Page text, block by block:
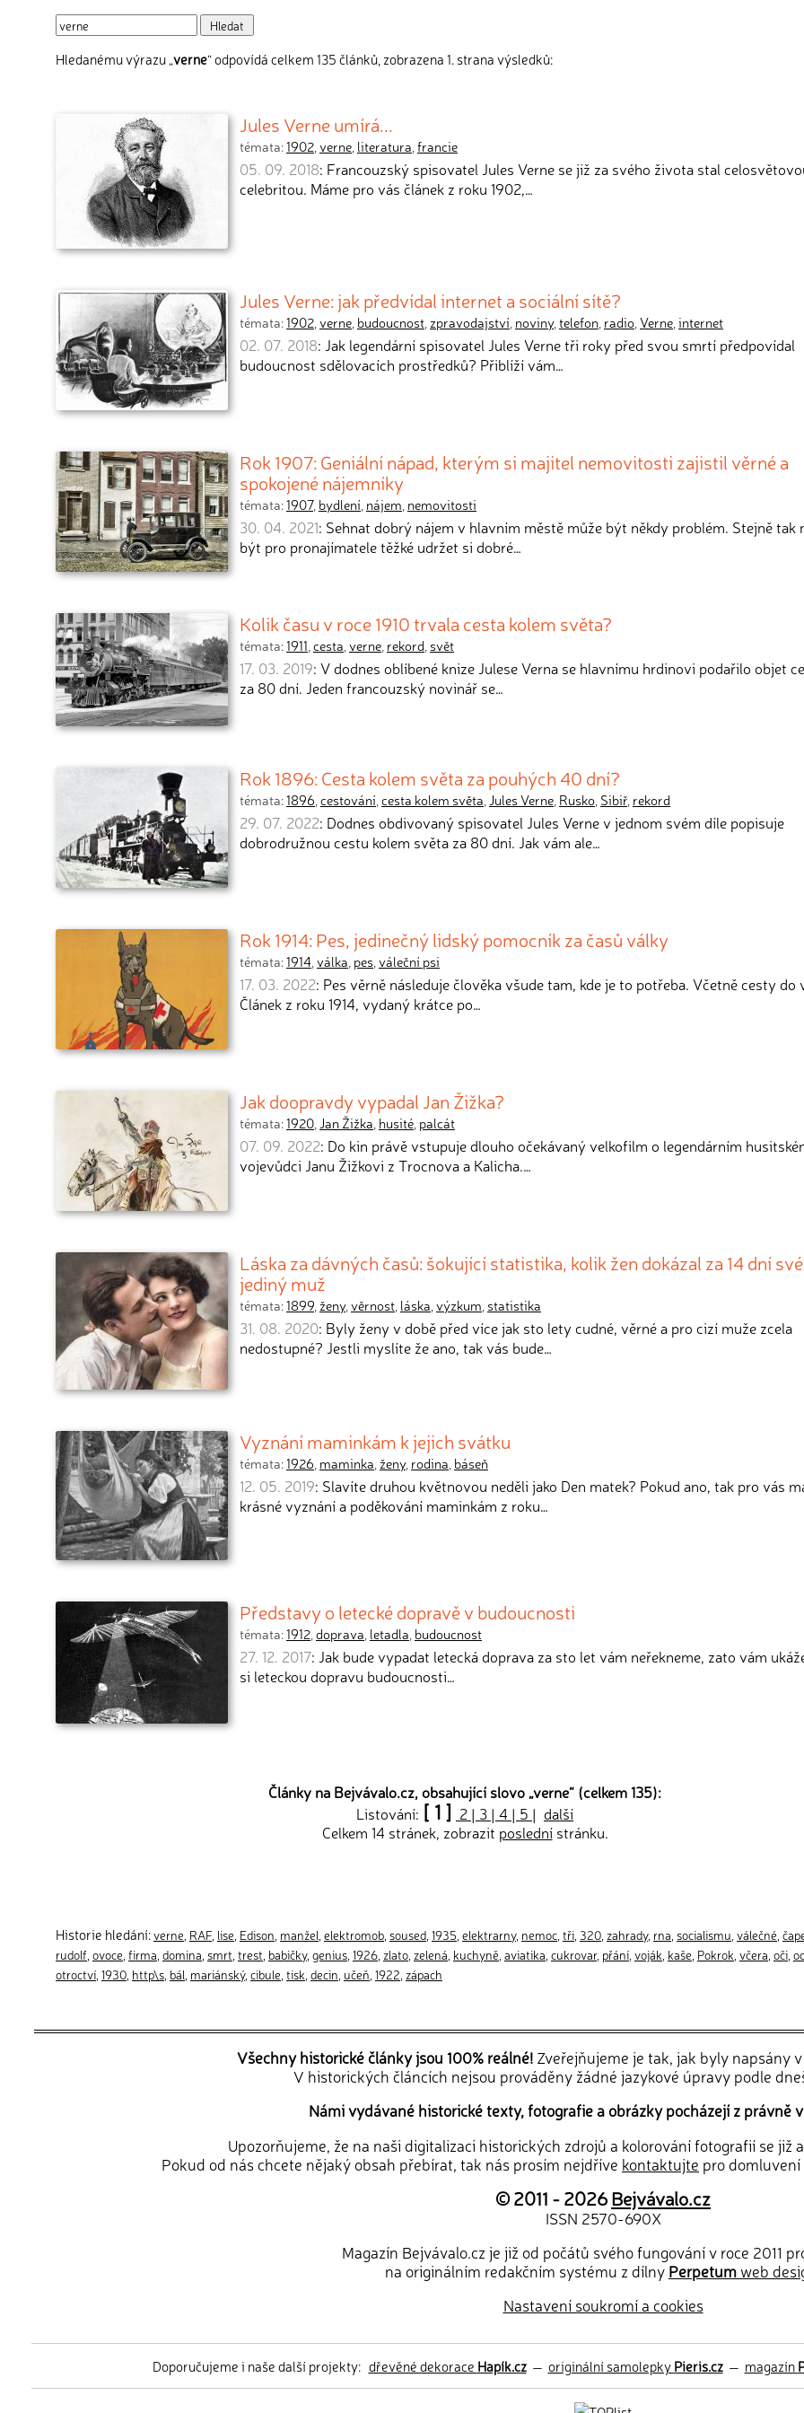
Hledanému výrazu „verne“ odpovídá celkem 135 článků, zobrazena 1. strana výsledků:
Jules Verne umírá...
témata:1902,verne, literatura,francie
05. 09. 2018: Francouzský spisovatel Jules Verne se již za svého života stal
celebritou. Máme pro vás článek z roku 1902,…
Jules Verne: jak předvídal internet a sociální sítě?
témata:1902,verne, budoucnost, zpravodajství, noviny,telefon, radio,Verne,internet
02. 07. 2018: Jak legendární spisovatel Jules Verne tři roky před svou smrtí předpovídal
budoucnost sdělovacích prostředků? Přiblíží vám…
Rok 1907: Geniální nápad, kterým si majitel nemovitosti zajistil věrné a
spokojené nájemníky
témata:1907, bydlení, nájem, nemovitosti
30. 04. 2021: Sehnat dobrý nájem v hlavním městě může být někdy problém. Stejně tak
být pro pronajímatele těžké udržet si dobré…
Kolik času v roce 1910 trvala cesta kolem světa?
témata:1911,cesta,verne, rekord, svět
17. 03. 2019: V dodnes oblíbené knize Julese Verna se hlavnímu hrdinovi podařilo objet
za 80 dní. Jeden francouzský novinář se…
Rok 1896: Cesta kolem světa za pouhých 40 dní?
témata:1896,cestování,cesta kolem světa,Jules Verne, Rusko, Sibiř, rekord
29. 07. 2022: Dodnes obdivovaný spisovatel Jules Verne v jednom svém díle popisuje
dobrodružnou cestu kolem světa za 80 dní. Jak vám ale…
Rok 1914: Pes, jedinečný lidský pomocník za časů války
témata:1914,válka, pes,váleční psi
17. 03. 2022: Pes věrně následuje člověka všude tam, kde je to potřeba. Včetně cesty do
Článek z roku 1914, vydaný krátce po…
Jak doopravdy vypadal Jan Žižka?
témata:1920,Jan Žižka, husité, palcát
07. 09. 2022: Do kin právě vstupuje dlouho očekávaný velkofilm o legendárním
vojevůdci Janu Žižkovi z Trocnova a Kalicha.…
Láska za dávných časů: šokující statistika, kolik žen dokázal za 14 dní
jediný muž
témata:1899, ženy,věrnost, láska,výzkum, statistika
31. 08. 2020: Byly ženy v době před více jak sto lety cudné, věrné a pro cizí muže zcela
nedostupné? Jestli myslíte že ano, tak vás bude…
Vyznání maminkám k jejich svátku
témata:1926, maminka, ženy, rodina, báseň
12. 05. 2019: Slavíte druhou květnovou neděli jako Den matek? Pokud ano, tak pro vás
krásné vyznání a poděkování maminkám z roku…
Představy o letecké dopravě v budoucnosti
témata:1912,doprava, letadla, budoucnost
27. 12. 2017: Jak bude vypadat letecká doprava za sto let vám neřekneme, zato vám
si leteckou dopravu budoucnosti…
Články na Bejvávalo.cz, obsahující slovo „verne“ (celkem 135):
Listování: [ 1 ] 2 | 3 | 4 | 5 | další
Celkem 14 stránek, zobrazit poslednístránku.
Historie hledání:verne RAF, lise Edison manžel elektromob soused 1935 elektrarny, nemoc tři 320 zahrady, rna socialismu válečné
rudolf ovoce firma domina smrt trest babičky, genius 1926 zlato zelená kuchyně aviatika cukrovar, přání voják kaše Pokrok včera oči
otroctví 1930 http\s bál mariánský, cibule tisk decin učeň 1922 zápach
Všechny historické články jsou 100% reálné! Zveřejňujeme je tak, jak byly napsány
V historických článcích nejsou prováděny žádné jazykové úpravy podle
Námi vydávané historické texty, fotografie a obrázky pocházejí z právně
Upozorňujeme, že na naši digitalizaci historických zdrojů a kolorování fotografií se již
Pokud od nás chcete nějaký obsah přebírat, tak nás prosím nejdříve kontaktujte pro domluvení
© 2011 - 2026Bejvávalo.cz
ISSN 2570-690X
Magazín Bejvávalo.cz je již od počátů svého fungování v roce 2011
na originálním redakčním systému z dílny Perpetumweb
Nastavení soukromí a cookies
Doporučujeme i naše další projekty: dřevěné dekorace Hapík.cz— originální samolepkyPieris.cz— magazín